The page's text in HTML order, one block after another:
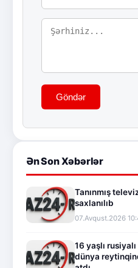
Göndər
Ən Son Xəbərlər
Tanınmış
saxlanılıb
07.Avqust.2026
16 yaşlı
dünya